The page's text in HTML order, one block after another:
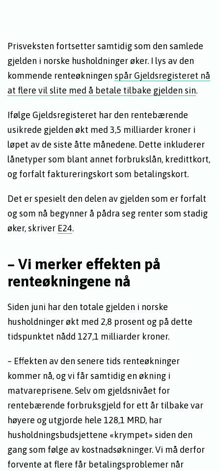
Prisveksten fortsetter samtidig som den samlede
gjelden i norske husholdninger øker. I lys av den
kommende renteøkningen spår Gjeldsregisteret nå
at flere vil slite med å betale tilbake gjelden sin.
Ifølge Gjeldsregisteret har den rentebærende
usikrede gjelden økt med 3,5 milliarder kroner i
løpet av de siste åtte månedene. Dette inkluderer
lånetyper som blant annet forbrukslån, kredittkort,
og forfalt faktureringskort som betalingskort.
Det er spesielt den delen av gjelden som er forfalt
og som nå begynner å pådra seg renter som stadig
øker, skriver E24.
– Vi merker effekten på
renteøkningene nå
Siden juni har den totale gjelden i norske
husholdninger økt med 2,8 prosent og på dette
tidspunktet nådd 127,1 milliarder kroner.
– Effekten av den senere tids renteøkninger
kommer nå, og vi får samtidig en økning i
matvareprisene. Selv om gjeldsnivået for
rentebærende forbruksgjeld for ett år tilbake var
høyere og utgjorde hele 128,1 MRD, har
husholdningsbudsjettene «krympet» siden den
gang som følge av kostnadsøkninger. Vi må derfor
forvente at flere får betalingsproblemer når